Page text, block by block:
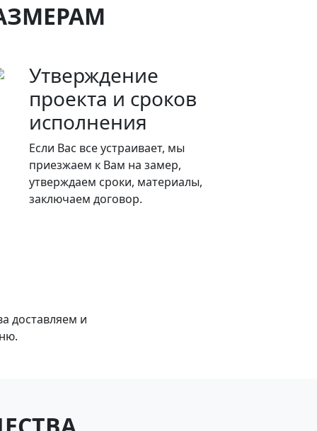
Утверждение
проекта и сроков
исполнения
Если Вас все устраивает, мы
приезжаем к Вам на замер,
утверждаем сроки, материалы,
заключаем договор.
доставляем и